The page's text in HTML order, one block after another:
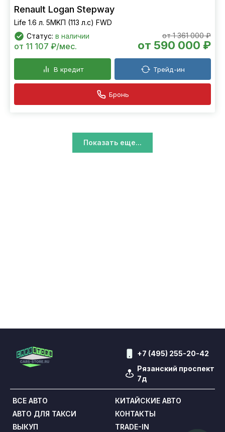
Renault Logan Stepway
Life 1.6 л. 5MKП (113 л.с) FWD
Статус: в наличии от 1 361 000 ₽
от 590 000 ₽
от 11 107 ₽/мес.
В кредит Трейд-ин
Бронь
Показать еще...
+7 (495) 255-20-42
Рязанский проспект
7д
ВСЕ АВТО
КИТАЙСКИЕ АВТО
АВТО ДЛЯ ТАКСИ
КОНТАКТЫ
ВЫКУП
TRADE-IN